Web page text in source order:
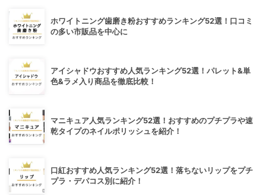
ホワイトニング歯磨き粉おすすめランキング52選！口コミ
の多い市販品を中心に
アイシャドウおすすめ人気ランキング52選！パレット&単
色&ラメ入り商品を徹底比較！
マニキュア人気ランキング52選！おすすめのプチプラや速
乾タイプのネイルポリッシュを紹介！
口紅おすすめ人気ランキング52選！落ちないリップをプチ
プラ・デパコス別に紹介！